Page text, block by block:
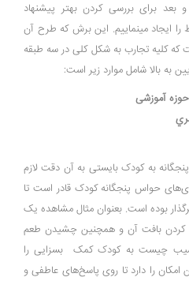
برای بررسى کردن بهتر پيشنهاد
ایجاد مینماییم. اين برش که طرح آن
که کليه تجارب به شکل کلى در سه طبقه
به بالا شامل موارد زیر است:
آموزشى
به کودک بایستی به آن دقت لازم
حواس پنجگانه کودک قادر است تا
بوده است. بعنوان مثال مشاهده یک
بافت آن و همچنین چشیدن طعم
سیب چیست به کودک کمک بسزایی را
را دارد تا روی پاسخ‌های عاطفی و